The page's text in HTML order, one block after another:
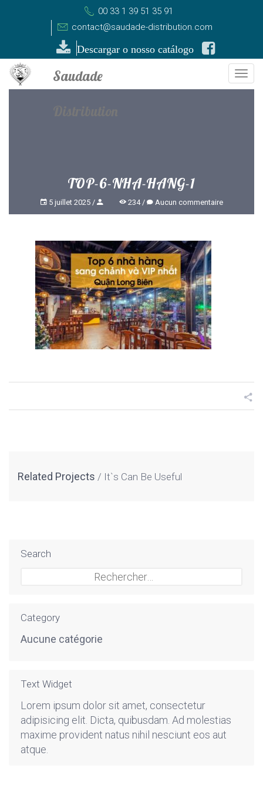
00 33 1 39 51 35 91
contact@saudade-distribution.com
Descargar o nosso catálogo
TOP-6-NHA-HANG-1
5 juillet 2025 234 Aucun commentaire
Related Projects It`s Can Be Useful
Search
Category
Aucune catégorie
Text Widget
Lorem ipsum dolor sit amet, consectetur
adipisicing elit. Dicta, quibusdam. Ad molestias
maxime provident natus nihil nesciunt eos aut
atque.